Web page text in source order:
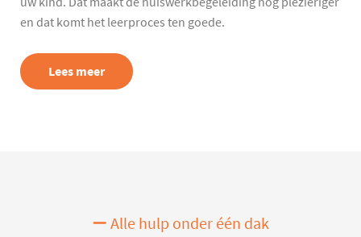
en dat komt het leerproces ten goede.
Lees meer
Alle hulp onder één dak